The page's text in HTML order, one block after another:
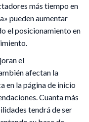
más tiempo en
pueden aumentar
el posicionamiento en
el
afectan la
en la página de inicio
Cuanta más
tendrá de ser